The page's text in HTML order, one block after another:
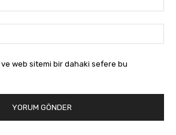
ve web sitemi bir dahaki sefere bu